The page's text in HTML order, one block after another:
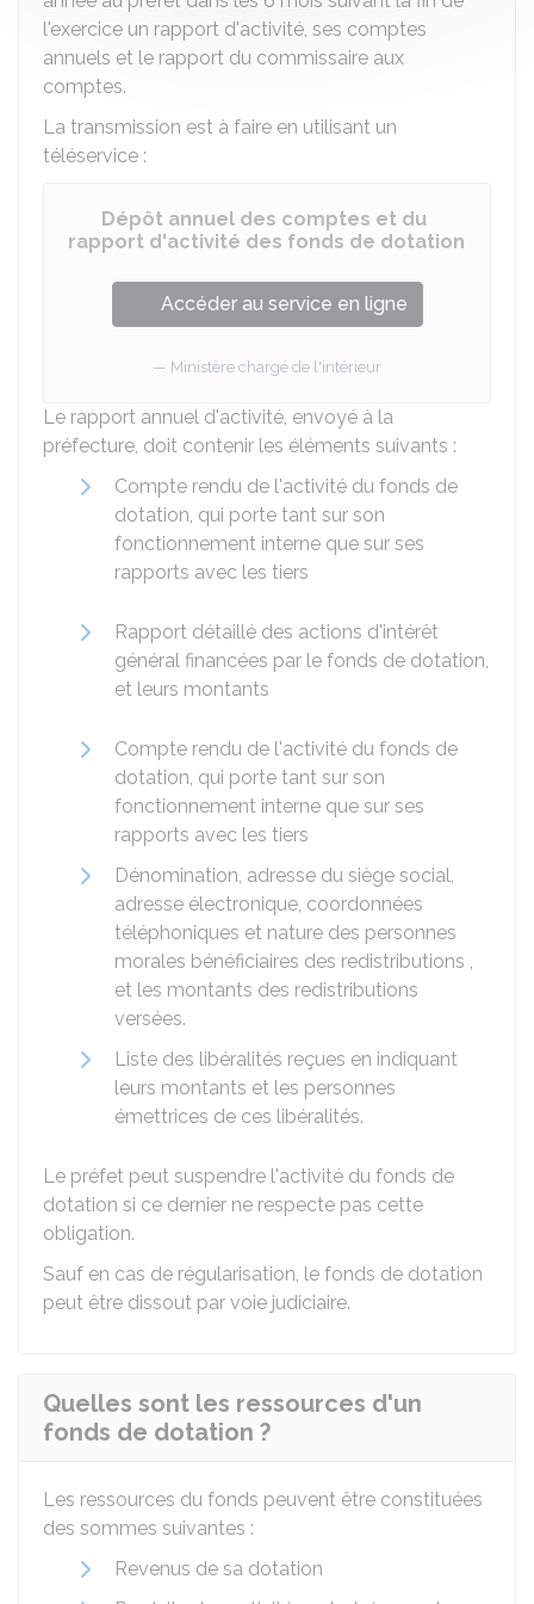
l'exercice un rapport d'activité, ses comptes
annuels et le rapport du commissaire aux
comptes.
La transmission est à faire en utilisant un
téléservice :
Dépôt annuel des comptes et du
rapport d'activité des fonds de dotation
Accéder au service en ligne
Ministère chargé de l'intérieur
Le rapport annuel d'activité, envoyé à la
préfecture, doit contenir les éléments suivants :
Compte rendu de l'activité du fonds de
dotation, qui porte tant sur son
fonctionnement interne que sur ses
rapports avec les tiers
Rapport détaillé des actions d'intérêt
général financées par le fonds de dotation,
et leurs montants
Compte rendu de l'activité du fonds de
dotation, qui porte tant sur son
fonctionnement interne que sur ses
rapports avec les tiers
Dénomination, adresse du siège social,
adresse électronique, coordonnées
téléphoniques et nature des personnes
morales bénéficiaires des redistributions ,
et les montants des redistributions
versées.
Liste des libéralités reçues en indiquant
leurs montants et les personnes
émettrices de ces libéralités.
Le préfet peut suspendre l'activité du fonds de
dotation si ce dernier ne respecte pas cette
obligation.
Sauf en cas de régularisation, le fonds de dotation
peut être dissout par voie judiciaire.
Quelles sont les ressources d'un
fonds de dotation ?
Les ressources du fonds peuvent être constituées
des sommes suivantes :
Revenus de sa dotation